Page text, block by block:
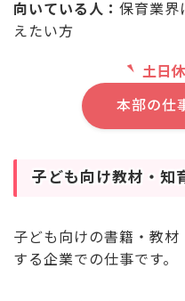
向いている人： 保育業界
えたい方
土日
本部の仕
子ども向け教材・知
子ども向けの書籍・教
する企業での仕事です。